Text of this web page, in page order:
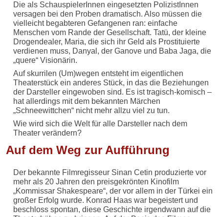
Die als SchauspielerInnen eingesetzten PolizistInnen
versagen bei den Proben dramatisch. Also müssen die
vielleicht begabteren Gefangenen ran: einfache
Menschen vom Rande der Gesellschaft. Tatü, der kleine
Drogendealer, Maria, die sich ihr Geld als Prostituierte
verdienen muss, Danyal, der Ganove und Baba Jaga, die
„quere“ Visionärin.
Auf skurrilen (Um)wegen entsteht im eigentlichen
Theaterstück ein anderes Stück, in das die Beziehungen
der Darsteller eingewoben sind. Es ist tragisch-komisch –
hat allerdings mit dem bekannten Märchen
„Schneewittchen“ nicht mehr allzu viel zu tun.
Wie wird sich die Welt für alle Darsteller nach dem
Theater verändern?
Auf dem Weg zur Aufführung
Der bekannte Filmregisseur Sinan Cetin produzierte vor
mehr als 20 Jahren den preisgekrönten Kinofilm
„Kommissar Shakespeare“, der vor allem in der Türkei ein
großer Erfolg wurde. Konrad Haas war begeistert und
beschloss spontan, diese Geschichte irgendwann auf die